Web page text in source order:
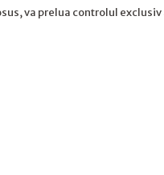
va prelua controlul